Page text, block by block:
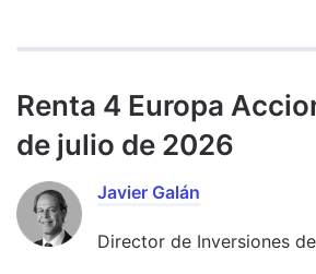
Renta 4 Europa
de julio de 2026
Javier Galán
Director de Inversiones